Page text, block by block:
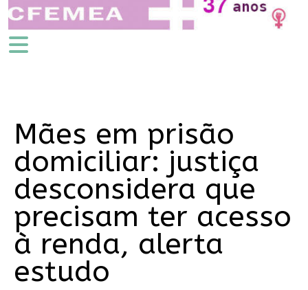
Mães em prisão
domiciliar: justiça
desconsidera que
precisam ter acesso
à renda, alerta
estudo